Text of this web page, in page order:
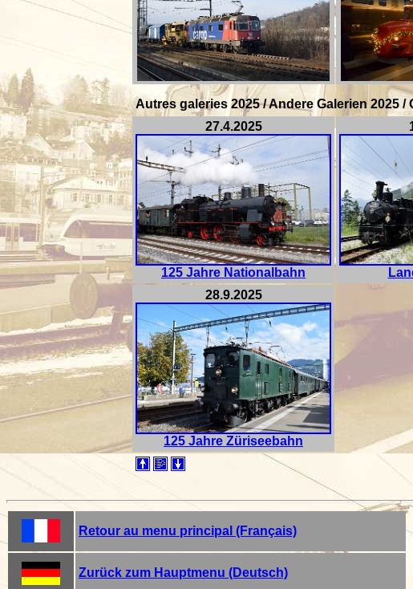
Autres galeries 2025 / Andere Galerien 2025 /
27.4.2025
125 Jahre Nationalbahn
28.9.2025
125 Jahre Züriseebahn
Retour au menu principal (Français)
Zurück zum Hauptmenu (Deutsch)